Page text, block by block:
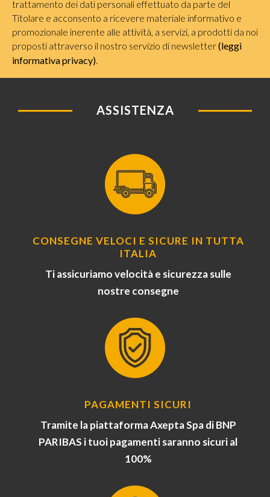
trattamento dei dati personali effettuato da parte del
Titolare e acconsento a ricevere materiale informativo e
promozionale inerente alle attività, a servizi, a prodotti da noi
proposti attraverso il nostro servizio di newsletter(leggi
informativa privacy)
ASSISTENZA
CONSEGNE VELOCI E SICURE IN TUTTA
ITALIA
Ti assicuriamo velocità e sicurezza sulle
nostre consegne
PAGAMENTI SICURI
Tramite la piattaforma Axepta Spa di BNP
PARIBAS i tuoi pagamenti saranno sicuri al
100%